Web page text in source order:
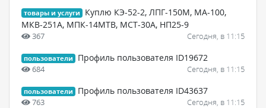
товары и услуги
Куплю КЭ-52-2, ЛПГ-150М, МА-100,
МКВ-251А, МПК-14МТВ, МСТ-30А, НП25-9
367 Сегодня, в 11:15
пользователи Профиль пользователя ID19672
684 Сегодня, в 11:15
пользователи Профиль пользователя ID43637
763 Сегодня, в 11:15